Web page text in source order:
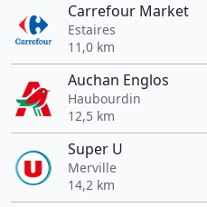
Carrefour Market
Estaires
11,0 km
Auchan Englos
Haubourdin
12,5 km
Super U
Merville
14,2 km